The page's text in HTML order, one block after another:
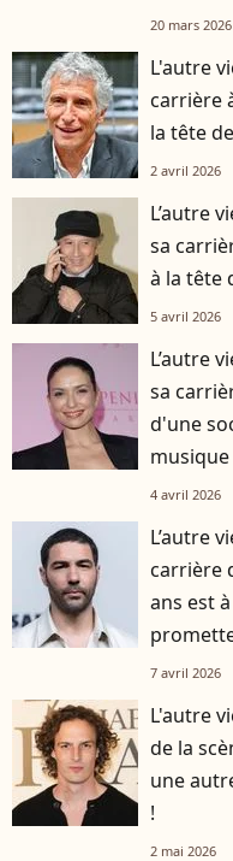
20 mars 2026
L'autre
carrière
la tête
2 avril 2026
L’autre
sa
à la tête
5 avril 2026
L’autre
sa
d'une
musique
4 avril 2026
L’autre
carrière
ans est
7 avril 2026
L'autre
de la
une
!
2 mai 2026